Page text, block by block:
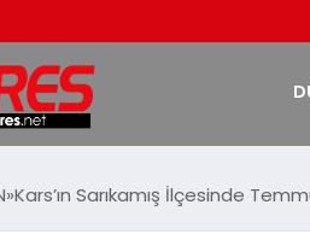
Kars’ın Sarıkamış İlçesinde